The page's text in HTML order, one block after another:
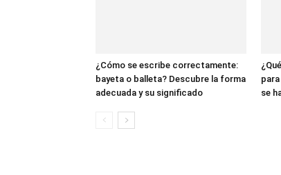
¿Cómo se escribe correctamente:
bayeta o balleta? Descubre la forma
adecuada y su significado
se